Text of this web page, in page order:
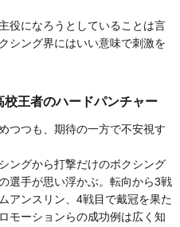
役になろうとしていることは言
シング界にはいい意味で刺激を
王者のハードパンチャー
つつも、期待の一方で不安視す
ングから打撃だけのボクシング
選手が思い浮かぶ。転向から3戦
アンスリン、4戦目で戴冠を果た
モーションらの成功例は広く知